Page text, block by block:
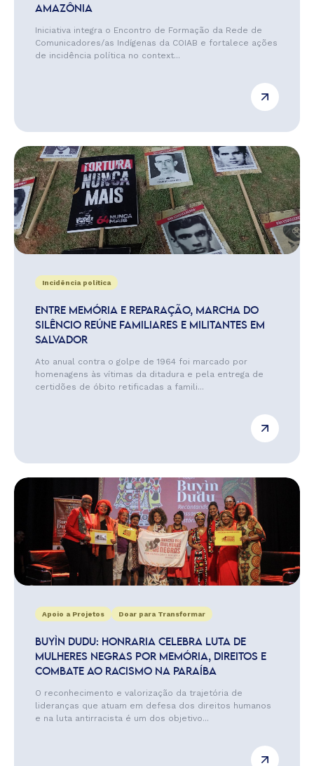
AMAZÔNIA
Iniciativa integra o Encontro de Formação da Rede de
Comunicadores/as Indígenas da COIAB e fortalece ações
de incidência política no context...
Incidência política
ENTRE MEMÓRIA E REPARAÇÃO, MARCHA DO
SILÊNCIO REÚNE FAMILIARES E MILITANTES EM
SALVADOR
Ato anual contra o golpe de 1964 foi marcado por
homenagens às vítimas da ditadura e pela entrega de
certidões de óbito retificadas a famili...
Apoio a Projetos Doar para Transformar
BUYÌN DUDU: HONRARIA CELEBRA LUTA DE
MULHERES NEGRAS POR MEMÓRIA, DIREITOS E
COMBATE AO RACISMO NA PARAÍBA
O reconhecimento e valorização da trajetória de
lideranças que atuam em defesa dos direitos humanos
e na luta antirracista é um dos objetivo...